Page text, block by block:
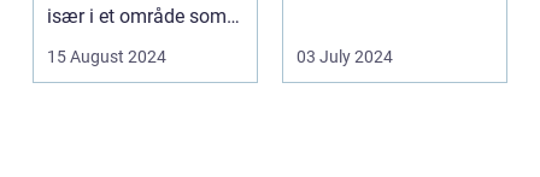
især i et område som
15 August 2024
spillea...
03 July 2024